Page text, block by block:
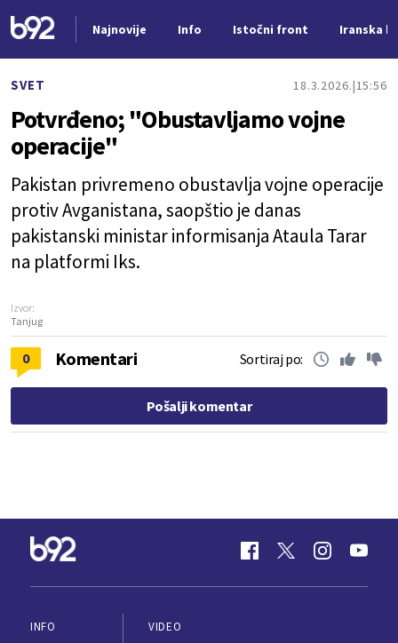
Najnovije Info Istočni front Iranska
SVET 18.3.2026. 15:56
Potvrđeno; "Obustavljamo vojne
operacije"
Pakistan privremeno obustavlja vojne operacije
protiv Avganistana, saopštio je danas
pakistanski ministar informisanja Ataula Tarar
na platformi Iks.
Izvor:
Tanjug
0 Komentari Sortiraj po:
Pošalji komentar
INFO
VIDEO